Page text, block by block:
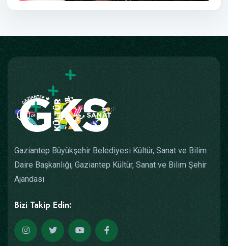
Gaziantep Büyükşehir Belediyesi Kültür, Sanat ve Bilim
Daire Başkanlığı, Gaziantep Kültür, Sanat ve Bilim Şehir
Ajandası
Bizi Takip Edin: